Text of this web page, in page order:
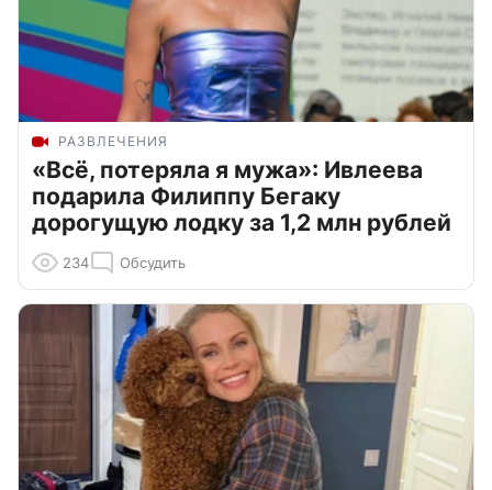
РАЗВЛЕЧЕНИЯ
«Всё, потеряла я мужа»: Ивлеева
подарила Филиппу Бегаку
дорогущую лодку за 1,2 млн рублей
234 Обсудить